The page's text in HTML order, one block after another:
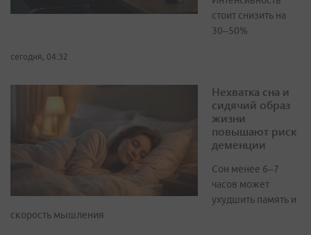
стоит снизить на
30–50%
сегодня, 04:32
Нехватка сна и
сидячий образ
жизни
повышают риск
деменции
Сон менее 6–7
часов может
ухудшить память и
скорость мышления